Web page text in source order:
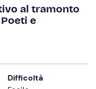
0
al tramonto
e
Difficoltà